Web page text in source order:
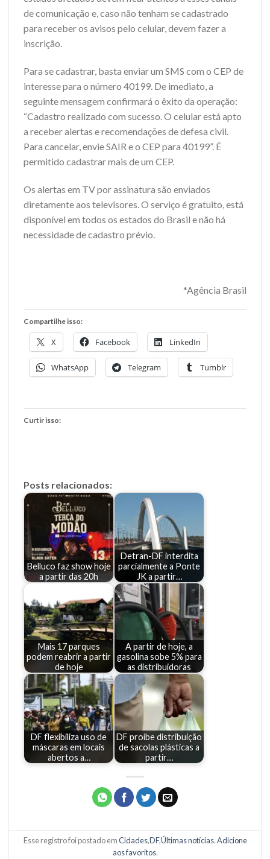
de comunicação e, caso não tenham se cadastrado
para receber os avisos pelo celular, devem fazer a
inscrição.
Para se cadastrar, basta enviar um SMS com o CEP de
interesse para o número 40199. De imediato, a
seguinte mensagem confirmará o êxito da operação:
“Cadastro realizado com sucesso. O celular está apto
a receber alertas e recomendações de defesa civil.
Para cancelar, envie SAIR e o CEP para 40199”. É
permitido cadastrar mais de um CEP.
Os alertas em TV por assinatura são enviados
diretamente aos televisores. O serviço é gratuito, está
disponível em todos os estados do Brasil e não há
necessidade de cadastro prévio.
*Agência Brasil
Compartilhe isso:
X Facebook LinkedIn
WhatsApp Telegram Tumblr
Curtir isso:
Posts relacionados:
Belluco faz show hoje
a partir das 20h
Detran-DF interdita
parcialmente a Ponte
JK a partir…
Mais 17 parques
podem reabrir a partir
de hoje
A partir de hoje, a
gasolina sobe 5% para
as distribuidoras
DF flexibiliza uso de
máscaras em locais
abertos a…
DF proíbe distribuição
de sacolas plásticas a
partir…
Esse registro foi postado emCidades,DF,Últimas notícias.Adicione
aos favoritos.